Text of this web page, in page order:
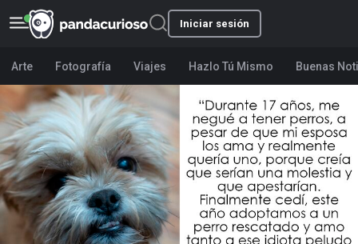
Iniciar sesión
Arte Fotografía Viajes Hazlo Tú Mismo Buenas